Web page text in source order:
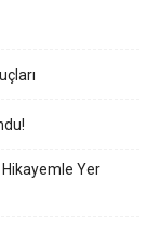
Yer